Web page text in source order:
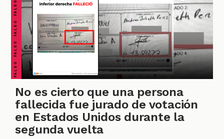
PODCAST
No es cierto que una persona
fallecida fue jurado de votación
en Estados Unidos durante la
segunda vuelta